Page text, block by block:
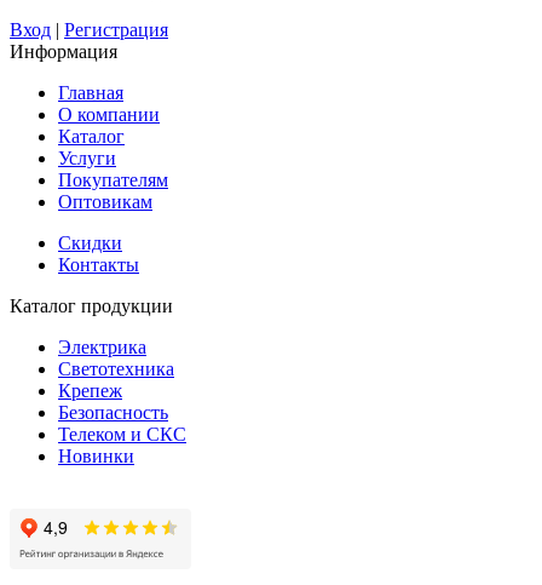
Вход | Регистрация
Информация
Главная
О компании
Каталог
Услуги
Покупателям
Оптовикам
Скидки
Контакты
Каталог продукции
Электрика
Светотехника
Крепеж
Безопасность
Телеком и СКС
Новинки